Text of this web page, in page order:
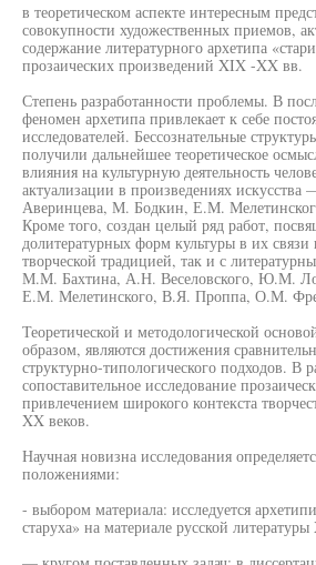
в теоретическом аспекте интересным
совокупности художественных приемов,
содержание литературного архетипа
прозаических произведений XIX -XX вв.
Степень разработанности проблемы. В
феномен архетипа привлекает к себе
исследователей. Бессознательные
получили дальнейшее теоретическое
влияния на культурную деятельность
актуализации в произведениях
Аверинцева, М. Бодкин, Е.М.
Кроме того, создан целый ряд работ,
долитературных форм культуры в их связи
творческой традицией, так и с
М.М. Бахтина, А.Н. Веселовского, Ю.М.
Е.М. Мелетинского, В.Я. Проппа, О.М.
Теоретической и методологической
образом, являются достижения
структурно-типологического подходов. В
сопоставительное исследование
привлечением широкого контекста
XX веков.
Научная новизна исследования
положениями:
- выбором материала: исследуется
старуха» на материале русской